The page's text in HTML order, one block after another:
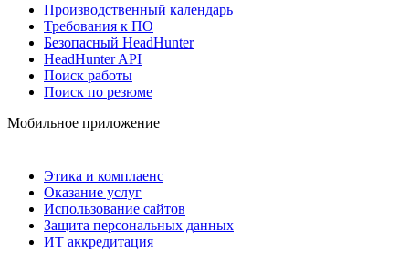
Производственный календарь
Требования к ПО
Безопасный HeadHunter
HeadHunter API
Поиск работы
Поиск по резюме
Мобильное приложение
Этика и комплаенс
Оказание услуг
Использование сайтов
Защита персональных данных
ИТ аккредитация